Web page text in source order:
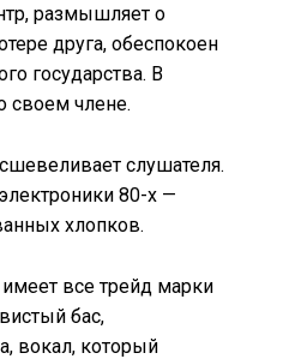
размышляет о
друга, обеспокоен
государства. В
своем члене.
слушателя.
80-х —
хлопков.
все трейд марки
бас,
вокал, который